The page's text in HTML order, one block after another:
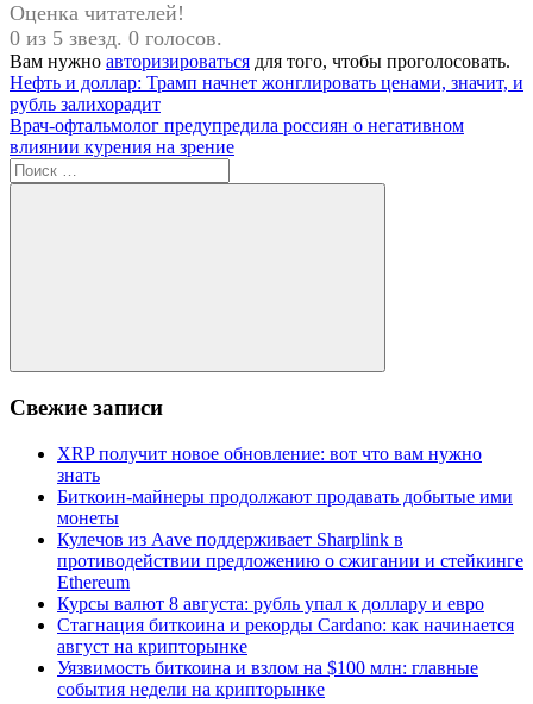
Оценка читателей!
0 из 5 звезд. 0 голосов.
Вам нужно авторизироваться для того, чтобы проголосовать.
#Россия
Навигация
по
записям
Предыдущая
запись:
Нефть и доллар: Трамп начнет жонглировать ценами, значит, и
рубль залихорадит
Следующая
запись:
Врач-офтальмолог предупредила россиян о негативном
влиянии курения на зрение
Поиск
для:
Поиск
Свежие записи
XRP получит новое обновление: вот что вам нужно
знать
Биткоин-майнеры продолжают продавать добытые ими
монеты
Кулечов из Aave поддерживает Sharplink в
противодействии предложению о сжигании и стейкинге
Ethereum
Курсы валют 8 августа: рубль упал к доллару и евро
Стагнация биткоина и рекорды Cardano: как начинается
август на крипторынке
Уязвимость биткоина и взлом на $100 млн: главные
события недели на крипторынке